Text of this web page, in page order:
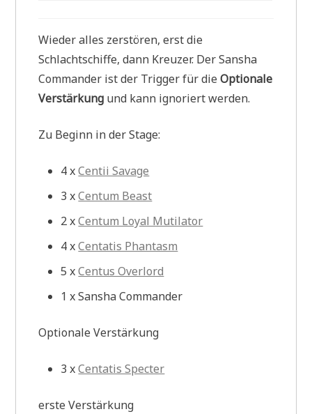
Wieder alles zerstören, erst die
Schlachtschiffe, dann Kreuzer. Der Sansha
Commander ist der Trigger für dieOptionale
Verstärkung und kann ignoriert werden.
Zu Beginn in der Stage:
4 xCentii Savage
3 xCentum Beast
2 xCentum Loyal Mutilator
4 xCentatis Phantasm
5 xCentus Overlord
1 x Sansha Commander
Optionale Verstärkung
3 xCentatis Specter
erste Verstärkung